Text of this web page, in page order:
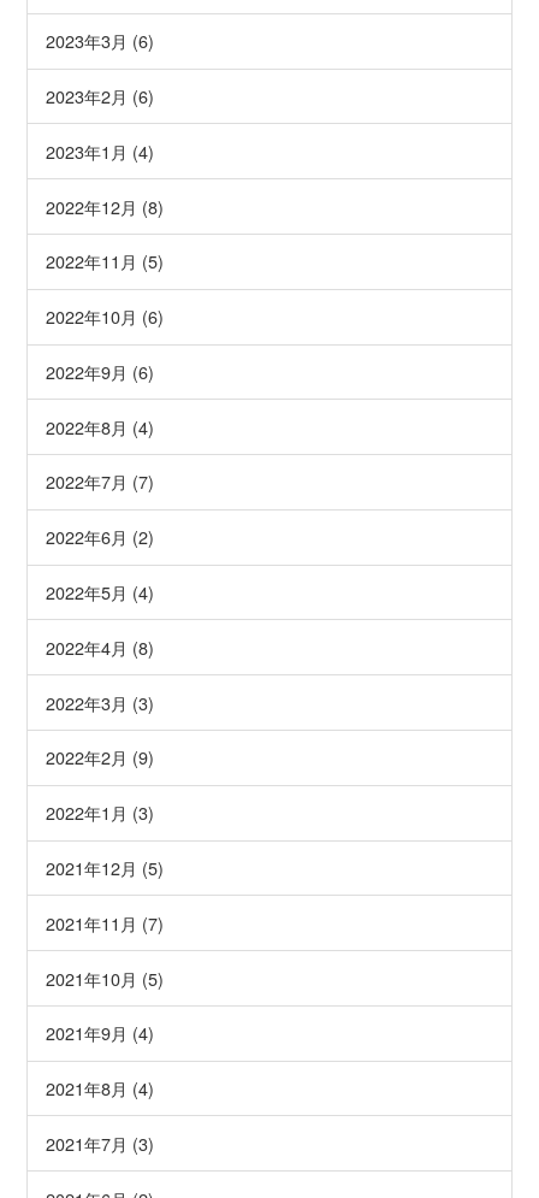
2023年3月 (6)
2023年2月 (6)
2023年1月 (4)
2022年12月 (8)
2022年11月 (5)
2022年10月 (6)
2022年9月 (6)
2022年8月 (4)
2022年7月 (7)
2022年6月 (2)
2022年5月 (4)
2022年4月 (8)
2022年3月 (3)
2022年2月 (9)
2022年1月 (3)
2021年12月 (5)
2021年11月 (7)
2021年10月 (5)
2021年9月 (4)
2021年8月 (4)
2021年7月 (3)